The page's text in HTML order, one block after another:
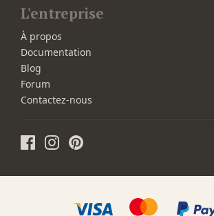
L'entreprise
À propos
Documentation
Blog
Forum
Contactez-nous